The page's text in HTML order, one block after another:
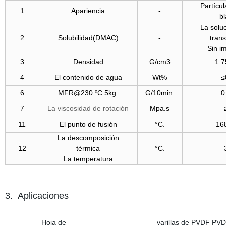
1 Apariencia -
2 Solubilidad(DMAC) -
La
Sin
3
Densidad G/cm3
4
El contenido de agua Wt%
6
MFR@230 ºC 5kg. G/10min.
7
La viscosidad de rotación Mpa.s
11
El punto de fusión °C.
12
La descomposición
térmica
La temperatura
°C.
3. Aplicaciones
Hoja de varillas de PVDF